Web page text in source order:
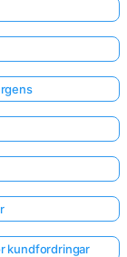
kundfordringar